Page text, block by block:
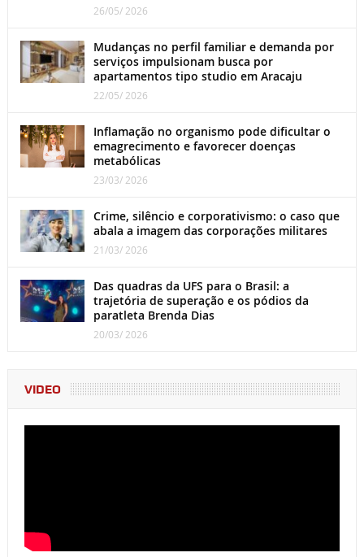
26/05/ 2026
Mudanças no perfil familiar e demanda por
serviços impulsionam busca por
apartamentos tipo studio em Aracaju
22/05/ 2026
Inflamação no organismo pode dificultar o
emagrecimento e favorecer doenças
metabólicas
23/03/ 2026
Crime, silêncio e corporativismo: o caso que
abala a imagem das corporações militares
21/03/ 2026
Das quadras da UFS para o Brasil: a
trajetória de superação e os pódios da
paratleta Brenda Dias
20/03/ 2026
VIDEO